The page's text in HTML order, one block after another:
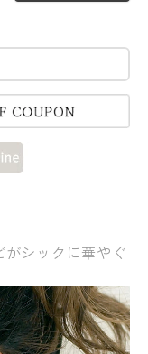
シックに華やぐ